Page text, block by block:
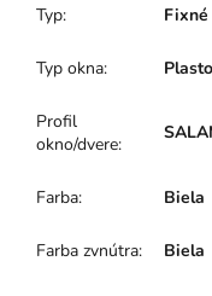
Typ: Fixné
Typ okna:
Profil
okno/dvere:
Farba: Biela
Farba zvnútra: Biela